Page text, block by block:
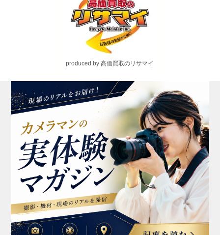
produced by 高価買取のリサマイ